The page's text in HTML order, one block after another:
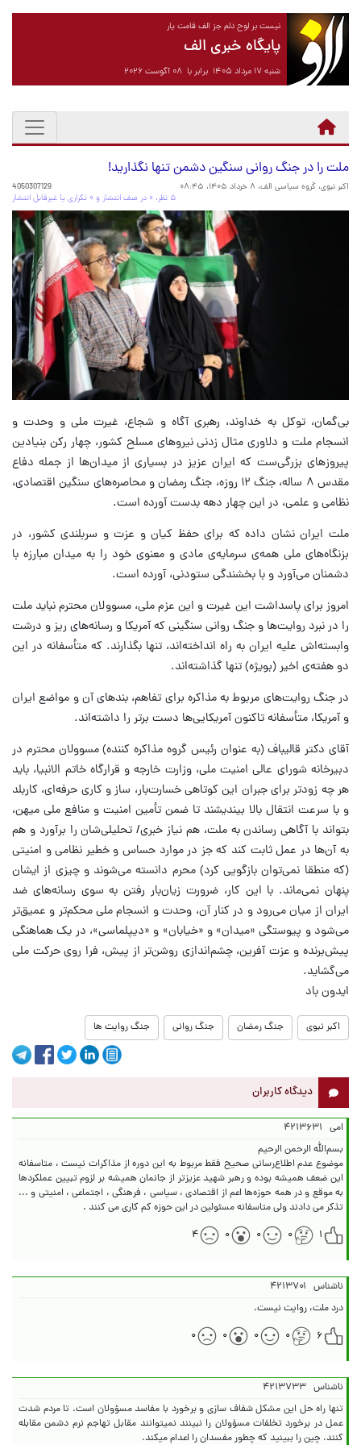
نیست بر لوح دلم جز الف قامت یار
پایگاه خبری الف
شنبه ۱۷ مرداد ۱۴۰۵ برابر با ۰۸ آگوست ۲۰۲۶
ملت را در جنگ روانی سنگین دشمن تنها نگذارید!
اکبر نبوی، گروه سیاسی الف، ۸ خرداد ۱۴۰۵، ۰۸:۴۵
4050307129
۵ نظر، ۰ در صف انتشار و ۰ تکراری یا غیرقابل انتشار
بی‌گمان، توکل به خداوند، رهبری آگاه و شجاع، غیرت ملی و وحدت و
انسجام ملت و دلاوری مثال زدنی نیروهای مسلح کشور، چهار رکن بنیادین
پیروزهای بزرگی‌ست که ایران عزیز در بسیاری از میدان‌ها از جمله دفاع
مقدس ۸ ساله، جنگ ۱۲ روزه، جنگ رمضان و محاصره‌های سنگین اقتصادی،
نظامی و علمی، در این چهار دهه بدست آورده است.
ملت ایران نشان داده که برای حفظ کیان و عزت و سربلندی کشور، در
بزنگاه‌های ملی همه‌ی سرمایه‌ی مادی و معنوی خود را به میدان مبارزه با
دشمنان می‌آورد و با بخشندگی ستودنی، آورده است.
امروز برای پاسداشت این غیرت و این عزم ملی، مسوولان محترم نباید ملت
را در نبرد روایت‌ها و جنگ روانی سنگینی که آمریکا و رسانه‌های ریز و درشت
وابسته‌اش علیه ایران به راه انداخته‌اند، تنها بگذارند. که متأسفانه در این
دو هفته‌ی اخیر (بویژه) تنها گذاشته‌اند.
در جنگ روایت‌های مربوط به مذاکره برای تفاهم، بندهای آن و مواضع ایران
و آمریکا، متأسفانه تاکنون آمریکایی‌ها دست برتر را داشته‌اند.
آقای دکتر قالیباف (به عنوان رئیس گروه مذاکره کننده) مسوولان محترم در
دبیرخانه شورای عالی امنیت ملی، وزارت خارجه و قرارگاه خاتم الانبیا، باید
هر چه زودتر برای جبران این کوتاهی خسارت‌بار، ساز و کاری حرفه‌ای، کاربلد
و با سرعت انتقال بالا بیندیشند تا ضمن تأمین امنیت و منافع ملی میهن،
بتواند با آگاهی رساندن به ملت، هم نیاز خبری/ تحلیلی‌شان را برآورد و هم
به آن‌ها در عمل ثابت کند که جز در موارد حساس و خطیر نظامی و امنیتی
(که منطقا نمی‌توان بازگویی کرد) محرم دانسته می‌شوند و چیزی از ایشان
پنهان نمی‌ماند. با این کار، ضرورت زیان‌بار رفتن به سوی رسانه‌های ضد
ایران از میان می‌رود و در کنار آن، وحدت و انسجام ملی محکم‌تر و عمیق‌تر
می‌شود و پیوستگی «میدان» و «خیابان» و «دیپلماسی»، در یک هماهنگی
پیش‌برنده و عزت آفرین، چشم‌اندازی روشن‌تر از پیش، فرا روی حرکت ملی
می‌گشاید.
ایدون باد
اکبر نبوی جنگ رمضان جنگ روانی جنگ روایت ها
دیدگاه کاربران
امی ۴۲۱۳۶۳۱
موضوع عدم اطلاع‌رسانی صحیح فقط مربوط به این دوره از مذاکرات نیست ، متاسفانه
این ضعف همیشه بوده و رهبر شهید عزیزتر از جانمان همیشه بر لزوم تبیین عملکردها
به موقع و در همه حوزه‌ها اعم از اقتصادی ، سیاسی ، فرهنگی ، اجتماعی ، امنیتی و ...
تذکر می دادند ولی متاسفانه مسئولین در این حوزه کم کاری می کنند .
۱
۰ ۰ ۰ ۴
ناشناس ۴۲۱۳۷۰۱
درد ملت، روایت نیست.
۶
۰ ۰ ۰ ۰
ناشناس ۴۲۱۳۷۳۳
تنها راه حل این مشکل شفاف سازی و برخورد با مفاسد مسؤولان است. تا مردم شدت
عمل در برخورد تخلفات مسؤولان را نبینند نمیتوانند مقابل تهاجم نرم دشمن مقابله
کنند. چین را ببینید که چطور مفسدان را اعدام میکند.